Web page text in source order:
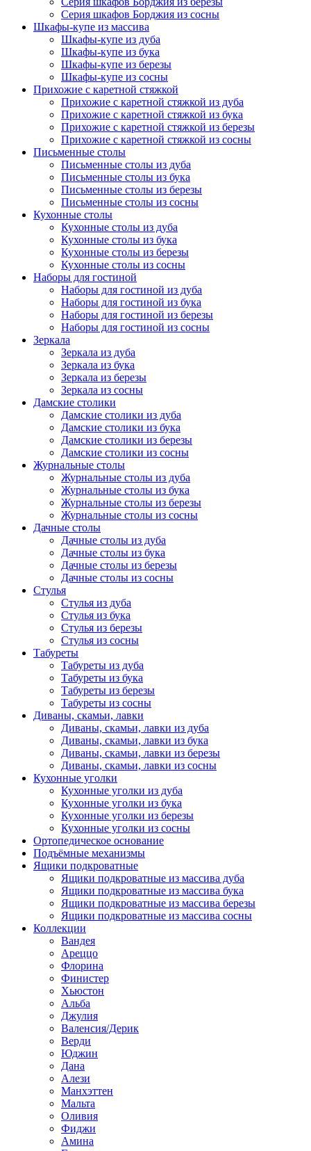
Серия шкафов Борджия из сосны
Шкафы-купе из массива
Шкафы-купе из дуба
Шкафы-купе из бука
Шкафы-купе из березы
Шкафы-купе из сосны
Прихожие с каретной стяжкой
Прихожие с каретной стяжкой из дуба
Прихожие с каретной стяжкой из бука
Прихожие с каретной стяжкой из березы
Прихожие с каретной стяжкой из сосны
Письменные столы
Письменные столы из дуба
Письменные столы из бука
Письменные столы из березы
Письменные столы из сосны
Кухонные столы
Кухонные столы из дуба
Кухонные столы из бука
Кухонные столы из березы
Кухонные столы из сосны
Наборы для гостиной
Наборы для гостиной из дуба
Наборы для гостиной из бука
Наборы для гостиной из березы
Наборы для гостиной из сосны
Зеркала
Зеркала из дуба
Зеркала из бука
Зеркала из березы
Зеркала из сосны
Дамские столики
Дамские столики из дуба
Дамские столики из бука
Дамские столики из березы
Дамские столики из сосны
Журнальные столы
Журнальные столы из дуба
Журнальные столы из бука
Журнальные столы из березы
Журнальные столы из сосны
Дачные столы
Дачные столы из дуба
Дачные столы из бука
Дачные столы из березы
Дачные столы из сосны
Стулья
Стулья из дуба
Стулья из бука
Стулья из березы
Стулья из сосны
Табуреты
Табуреты из дуба
Табуреты из бука
Табуреты из березы
Табуреты из сосны
Диваны, скамьи, лавки
Диваны, скамьи, лавки из дуба
Диваны, скамьи, лавки из бука
Диваны, скамьи, лавки из березы
Диваны, скамьи, лавки из сосны
Кухонные уголки
Кухонные уголки из дуба
Кухонные уголки из бука
Кухонные уголки из березы
Кухонные уголки из сосны
Ортопедическое основание
Подъёмные механизмы
Ящики подкроватные
Ящики подкроватные из массива дуба
Ящики подкроватные из массива бука
Ящики подкроватные из массива березы
Ящики подкроватные из массива сосны
Коллекции
Вандея
Ареццо
Флорина
Финистер
Хьюстон
Альба
Джулия
Валенсия/Дерик
Верди
Юджин
Дана
Алези
Манхэттен
Мальта
Оливия
Фиджи
Амина